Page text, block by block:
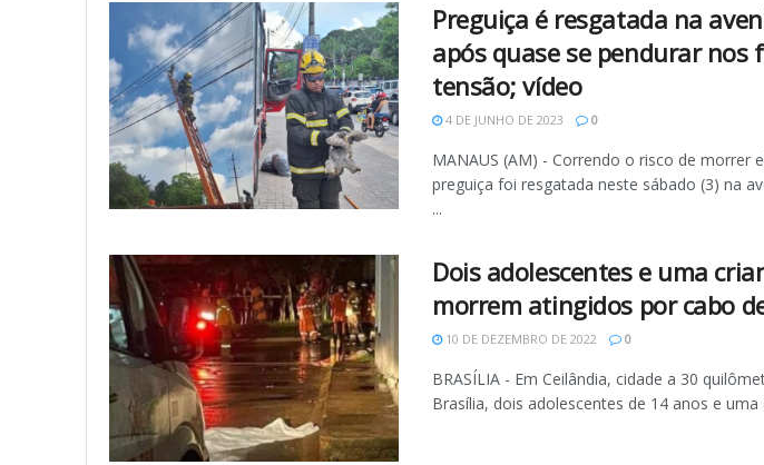
Preguiça é resgatada na
após quase se pendurar nos
tensão; vídeo
4 DE JUNHO DE 2023 0
MANAUS (AM) - Correndo o risco de morrer
preguiça foi resgatada neste sábado (3) na
...
Dois adolescentes e uma
morrem atingidos por cabo
10 DE DEZEMBRO DE 2022 0
BRASÍLIA - Em Ceilândia, cidade a 30
Brasília, dois adolescentes de 14 anos e uma